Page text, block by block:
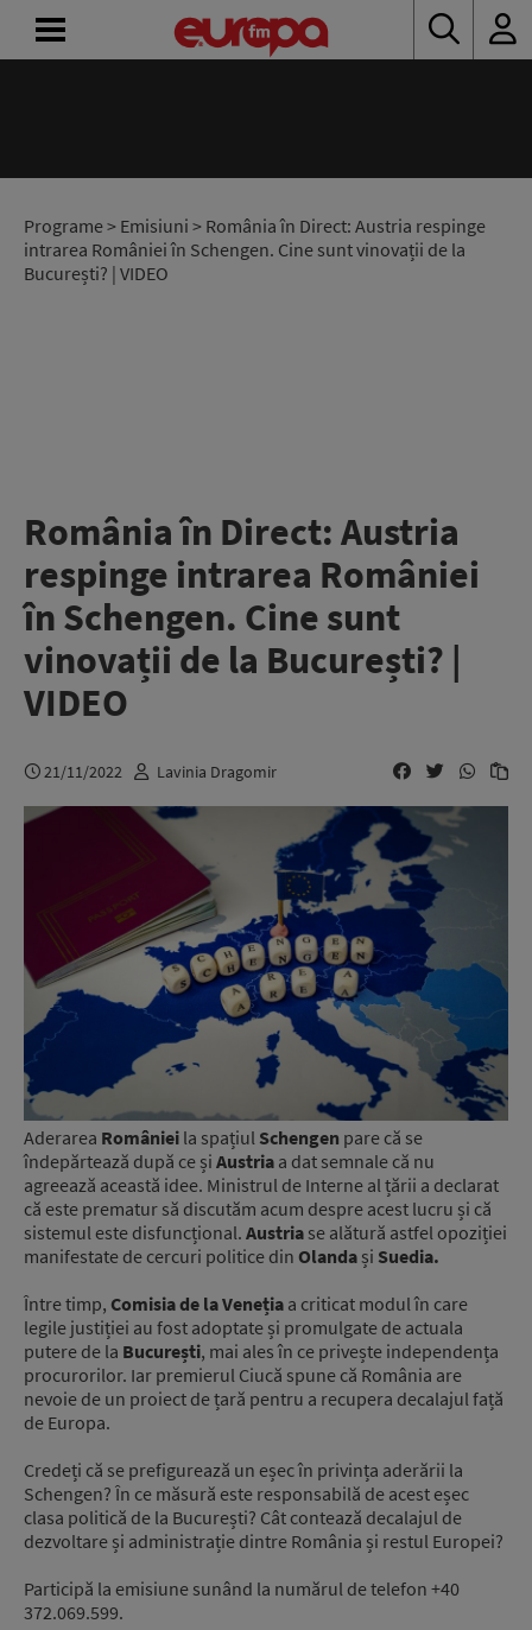
Programe> Emisiuni > România în Direct: Austria respinge
intrarea României în Schengen. Cine sunt vinovații de la
București? | VIDEO
România în Direct: Austria
respinge intrarea României
în Schengen. Cine sunt
vinovații de la București? |
VIDEO
21/11/2022 Lavinia Dragomir
Aderarea României la spațiul Schengen pare că se
îndepărtează după ce și Austria a dat semnale că nu
agreează această idee. Ministrul de Interne al țării a declarat
că este prematur să discutăm acum despre acest lucru și că
sistemul este disfuncțional. Austria se alătură astfel opoziției
manifestate de cercuri politice din Olanda și Suedia.
Între timp, Comisia de la Veneția a criticat modul în care
legile justiției au fost adoptate și promulgate de actuala
putere de la București, mai ales în ce privește independența
procurorilor. Iar premierul Ciucă spune că România are
nevoie de un proiect de țară pentru a recupera decalajul față
de Europa.
Credeți că se prefigurează un eșec în privința aderării la
Schengen? În ce măsură este responsabilă de acest eșec
clasa politică de la București? Cât contează decalajul de
dezvoltare și administrație dintre România și restul Europei?
Participă la emisiune sunând la numărul de telefon +40
372.069.599.
RADIO
CONCURSURI